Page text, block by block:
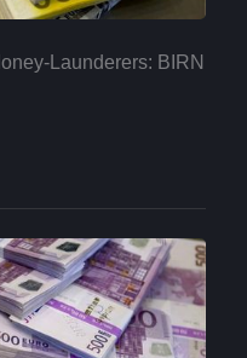
Launderers: BIRN